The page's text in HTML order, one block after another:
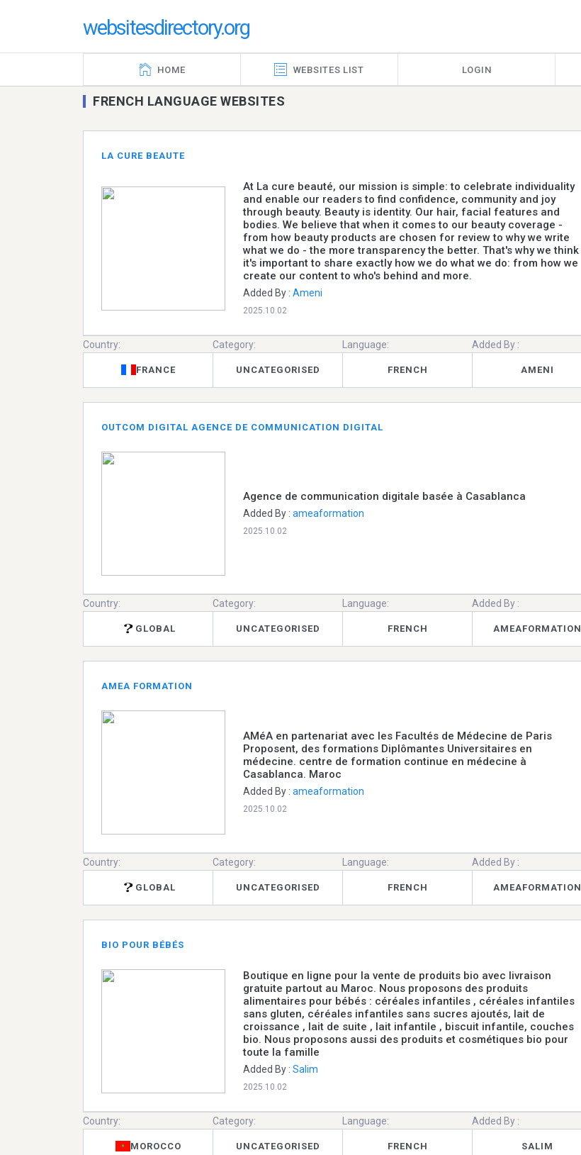
websitesdirectory.org
HOME WEBSITES LIST LOGIN
FRENCH LANGUAGE WEBSITES
LA CURE BEAUTE
At La cure beauté, our mission is simple: to celebrate individuality
and enable our readers to find confidence, community and joy
through beauty. Beauty is identity. Our hair, facial features and
bodies. We believe that when it comes to our beauty coverage -
from how beauty products are chosen for review to why we write
what we do - the more transparency the better. That's why we think
it's important to share exactly how we do what we do: from how we
create our content to who's behind and more.
Added By : Ameni
2025.10.02
Country:
FRANCE
Category:
UNCATEGORISED
Language:
FRENCH
Added By :
AMENI
OUTCOM DIGITAL AGENCE DE COMMUNICATION DIGITAL
Agence de communication digitale basée à Casablanca
Added By : ameaformation
2025.10.02
Country:
GLOBAL
Category:
UNCATEGORISED
Language:
FRENCH
Added By :
AMEAFORMATION
AMEA FORMATION
AMéA en partenariat avec les Facultés de Médecine de Paris
Proposent, des formations Diplômantes Universitaires en
médecine. centre de formation continue en médecine à
Casablanca. Maroc
Added By : ameaformation
2025.10.02
Country:
GLOBAL
Category:
UNCATEGORISED
Language:
FRENCH
Added By :
AMEAFORMATION
BIO POUR BÉBÉS
Boutique en ligne pour la vente de produits bio avec livraison
gratuite partout au Maroc. Nous proposons des produits
alimentaires pour bébés : céréales infantiles , céréales infantiles
sans gluten, céréales infantiles sans sucres ajoutés, lait de
croissance , lait de suite , lait infantile , biscuit infantile, couches
bio. Nous proposons aussi des produits et cosmétiques bio pour
toute la famille
Added By : Salim
2025.10.02
Country:
MOROCCO
Category:
UNCATEGORISED
Language:
FRENCH
Added By :
SALIM